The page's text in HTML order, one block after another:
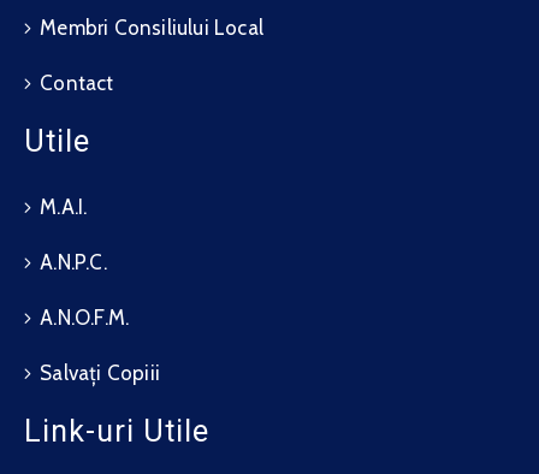
Membri Consiliului Local
Contact
Utile
M.A.I.
A.N.P.C.
A.N.O.F.M.
Salvați Copiii
Link-uri Utile